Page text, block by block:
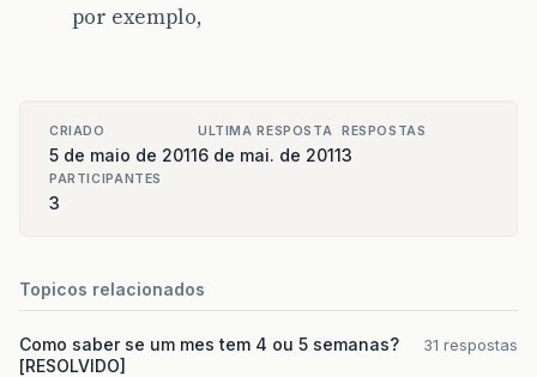
por exemplo,
CRIADO
5 de maio de 2011
ULTIMA RESPOSTA
6 de mai. de 2011
RESPOSTAS
3
PARTICIPANTES
3
Topicos relacionados
Como saber se um mes tem 4 ou 5 semanas?
[RESOLVIDO]
31 respostas